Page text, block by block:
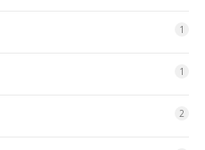
1
1
2